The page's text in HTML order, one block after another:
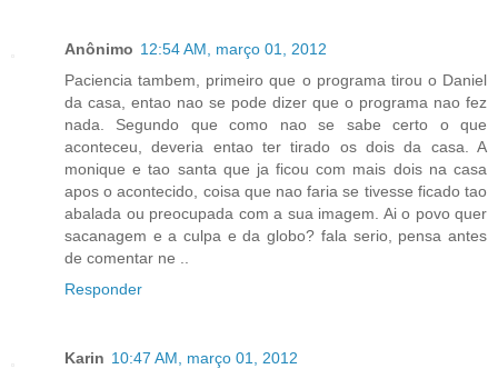
Anônimo 12:54 AM, março 01, 2012
Paciencia tambem, primeiro que o programa tirou o Daniel
da casa, entao nao se pode dizer que o programa nao fez
nada. Segundo que como nao se sabe certo o que
aconteceu, deveria entao ter tirado os dois da casa. A
monique e tao santa que ja ficou com mais dois na casa
apos o acontecido, coisa que nao faria se tivesse ficado tao
abalada ou preocupada com a sua imagem. Ai o povo quer
sacanagem e a culpa e da globo? fala serio, pensa antes
de comentar ne ..
Responder
Karin 10:47 AM, março 01, 2012